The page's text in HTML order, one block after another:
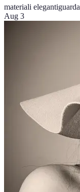
materiali eleganti
Aug 3